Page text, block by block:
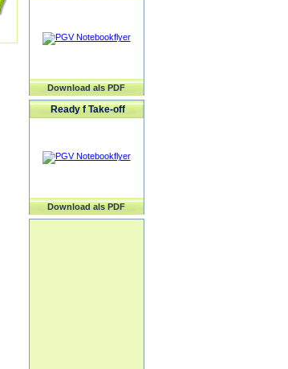
Download als PDF
Ready f Take-off
Download als PDF